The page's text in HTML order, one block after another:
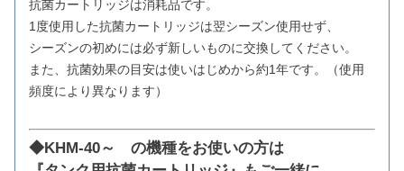
抗菌カートリッジは消耗品です。
1度使用した抗菌カートリッジは翌シーズン使用せず、
シーズンの初めには必ず新しいものに交換してください。
また、抗菌効果の目安は使いはじめから約1年です。（使用
頻度により異なります）
◆KHM-40～ の機種をお使いの方は